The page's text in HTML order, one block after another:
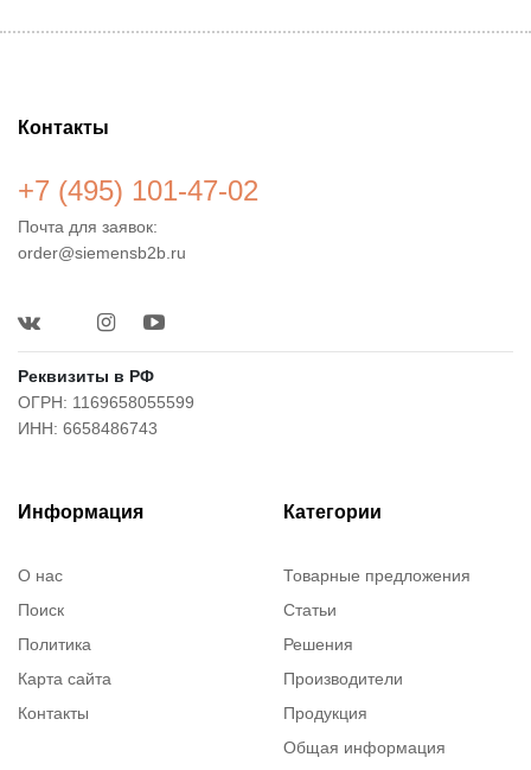
Контакты
+7 (495) 101-47-02
Почта для заявок:
order@siemensb2b.ru
Реквизиты в РФ
ОГРН: 1169658055599
ИНН: 6658486743
Информация
О нас
Поиск
Политика
Карта сайта
Контакты
Категории
Товарные предложения
Статьи
Решения
Производители
Продукция
Общая информация